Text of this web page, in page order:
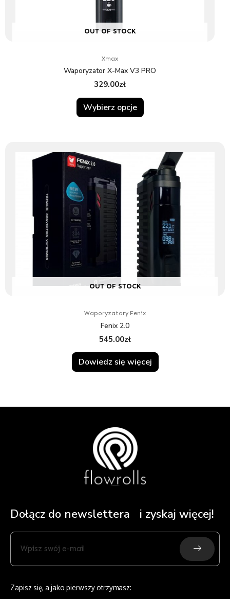
OUT OF STOCK
Xmax
Waporyzator X-Max V3 PRO
329.00zł
Wybierz opcje
produktu
OUT OF STOCK
Waporyzatory Fenix
Fenix 2.0
545.00zł
Dowiedz się więcej
Dołącz do newslettera i zyskaj więcej!
swój
e-
Submit
Zapisz się, a jako pierwszy otrzymasz: